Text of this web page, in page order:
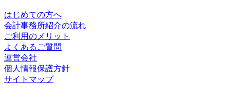
はじめての方へ
会計事務所紹介の流れ
ご利用のメリット
よくあるご質問
運営会社
個人情報保護方針
サイトマップ